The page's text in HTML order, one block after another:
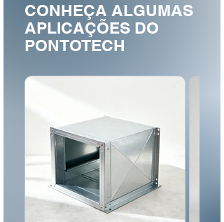
CONHEÇA ALGUMAS
APLICAÇÕES DO
PONTOTECH